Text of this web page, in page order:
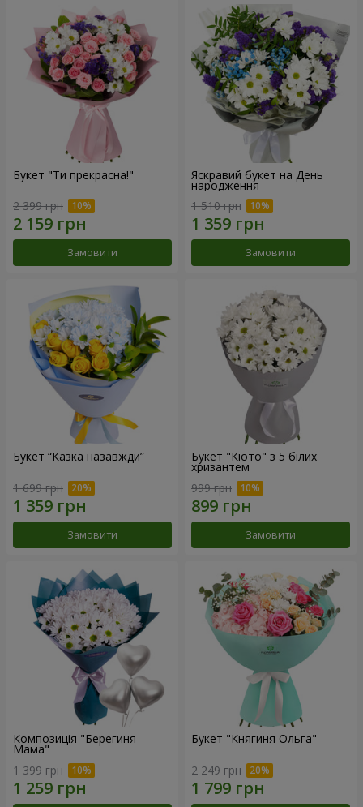
Букет "Ти прекрасна!"
2 399 грн
Замовити
Яскравий букет на День
народження
1 510 грн
Замовити
Букет “Казка назавжди”
1 699 грн
Замовити
Букет "Кіото" з 5 білих
хризантем
999 грн
Замовити
Композиція "Берегиня
Мама"
1 399 грн
Букет "Княгиня Ольга"
2 249 грн